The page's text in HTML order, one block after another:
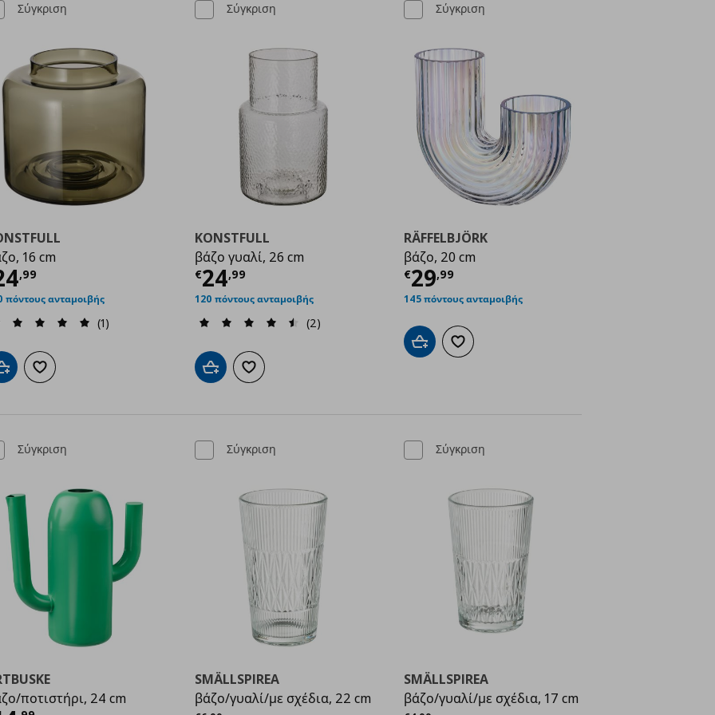
Σύγκριση
16 cm
,99 τιμή € 24,99
πόντους ανταμοιβής
(1)
Προσθήκη στο καλάθι
Προσθήκη στα αγαπημένα
Σύγκριση
KONSTFULL
βάζο γυαλί, 26 cm
€24,99
Τρέχουσα τιμή € 24,99
120 πόντους ανταμοιβής
(2)
Προσθήκη στο καλάθι
Προσθήκη στα αγαπημένα
Σύγκριση
RÄFFELBJÖRK
βάζο, 20 cm
€29,99
Τρέχουσα τιμή
145 πόντους ανταμοιβής
Προσθήκη στο καλάθι
Προσθήκη στα αγαπημένα
Σύγκριση
ποτιστήρι, 24 cm
Σύγκριση
SMÄLLSPIREA
βάζο/γυαλί/με σχέδια, 22 cm
Αρχική τιμή
Σύγκριση
SMÄLLSPIREA
βάζο/γυαλί/με σχέδια, 17 cm
Αρχική τιμή